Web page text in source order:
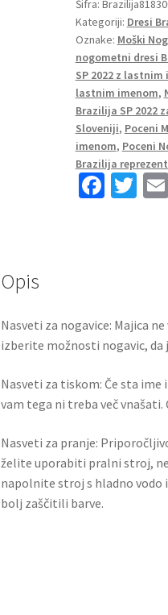
SP
2022
Kratek
Rokav
+
Kratke
hlače
FRED
Šifra:
Kategoriji: Dresi
Oznake: Moški
nogometni dresi
SP 2022 z lastnim
lastnim imenom,
Brazilija SP 2022
Sloveniji, Poceni
imenom, Poceni
Brazilija
Fa
k
T
Opis
Nasveti za nogavice: Majica
izberite možnosti nogavic, da
Nasveti za tiskom: Če sta
vam tega ni treba več
Nasveti za pranje:
želite uporabiti pralni stroj,
napolnite stroj s hladno vodo
bolj zaščitili barve.